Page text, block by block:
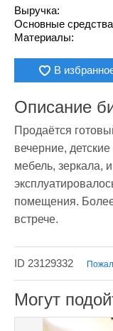
Выручка:
Основные
Материалы:
В
Описание
Продаётся
вечерние,
мебель, зеркала,
помещения.
встрече.
ID 23129332
Могут